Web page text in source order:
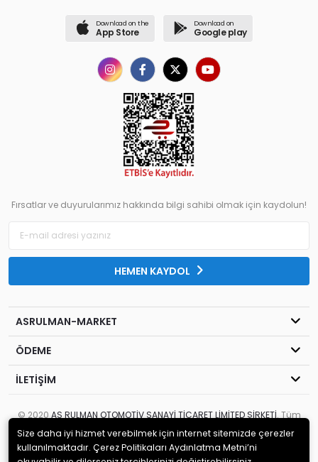
Download on the
App Store
Download on
Google play
Fırsatlar ve duyurularımız hakkında bilgi sahibi olmak için kaydolun!
HEMEN KAYDOL
ASRULMAN-MARKET
ÖDEME
İLETİŞİM
© 2020 AS RULMAN OTOMOTİV SANAYİ TİCARET LİMİTED ŞİRKETİ
. Tüm
Size daha iyi hizmet verebilmek için internet sitemizde çerezler
kullanılmaktadır. Çerez Politikaları Aydınlatma Metni’ni